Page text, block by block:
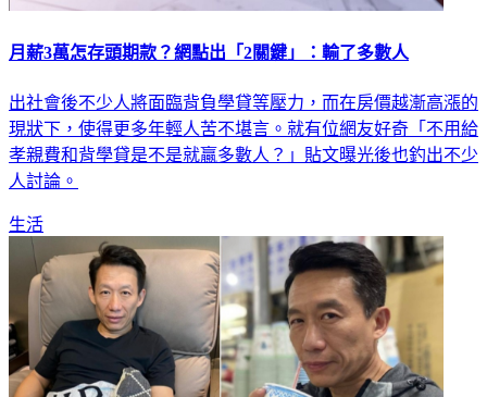
月薪3萬怎存頭期款？網點出「2關鍵」：輸了多數人
出社會後不少人將面臨背負學貸等壓力，而在房價越漸高漲的
現狀下，使得更多年輕人苦不堪言。就有位網友好奇「不用給
孝親費和背學貸是不是就贏多數人？」貼文曝光後也釣出不少
人討論。
生活